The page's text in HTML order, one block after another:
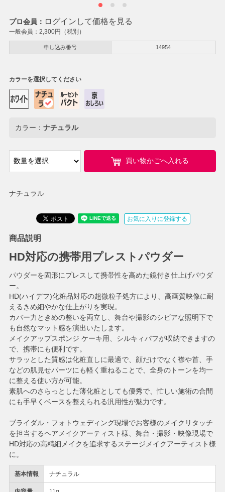
プロ会員： ログインして価格を見る
一般会員： 2,300円（税別）
申し込み番号 14954
ナチュラル
基本情報 ナチュラル
カラーを選択してください
カラー： ナチュラル
買い物かごへ入れる
お気に入りに登録する
商品説明
HD対応の携帯用プレストパウダー
パウダーを固形にプレスして携帯性を高めた鏡付き仕上げパウダ
ー。
HD(ハイデフ)化粧品対応の超微粒子処方により、高画質映像に耐
えるきめ細やかな仕上がりを実現。
カバー力ときめの整いを両立し、舞台や撮影のシビアな照明下で
も自然なマット感を演出いたします。
メイクアップスポンジ ケーキ用、シルキィパフが収納できますの
で、携帯にも便利です。
サラッとした質感は化粧直しに最適で、顔だけでなく襟や首、手
などの肌見せパーツにも軽く重ねることで、全身のトーンを均一
に整える使い方が可能。
素肌へのさらっとした薄化粧としても優秀で、忙しい施術の合間
にも手早くベースを整えられる汎用性が魅力です。
ブライダル・フォトウェディング現場でお客様のメイクリタッチ
を担当するヘアメイクアーティスト様、舞台・撮影・映像現場で
HD対応の高精細メイクを追求するステージメイクアーティスト様
に。